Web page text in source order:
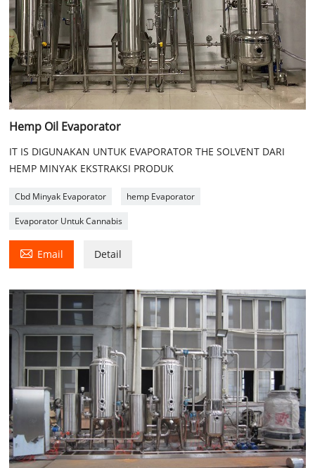
Hemp Oil Evaporator
IT IS DIGUNAKAN UNTUK EVAPORATOR THE SOLVENT DARI
HEMP MINYAK EKSTRAKSI PRODUK
Cbd Minyak Evaporator hemp Evaporator
Evaporator Untuk Cannabis
 Email Detail